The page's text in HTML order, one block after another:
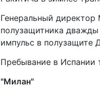
Генеральный директор
полузащитника
импульс в полузащите
Пребывание в Испании
"Милан"